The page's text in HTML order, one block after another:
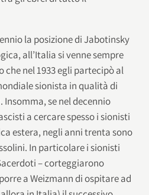
la posizione di Jabotinsky
all’Italia si venne sempre
nel 1933 egli partecipò al
sionista in qualità di
se nel decennio
a cercare spesso i sionisti
estera, negli anni trenta sono
In particolare i sionisti
– corteggiarono
a Weizmann di ospitare ad